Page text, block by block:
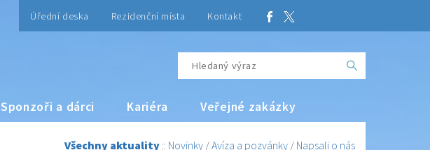
Úřední deska Rezidenční místa Kontakt
Sponzoři a dárci Kariéra Veřejné zakázky
Všechny aktuality :: Novinky /Avíza a pozvánky / Napsali o nás